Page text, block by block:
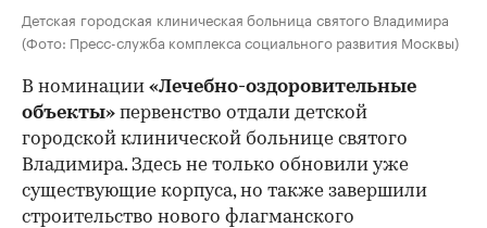
Детская городская клиническая больница святого Владимира
(Фото: Пресс-служба комплекса социального развития Москвы)
В номинации «Лечебно-оздоровительные
объекты» первенство отдали детской
городской клинической больнице святого
Владимира. Здесь не только обновили уже
существующие корпуса, но также завершили
строительство нового флагманского